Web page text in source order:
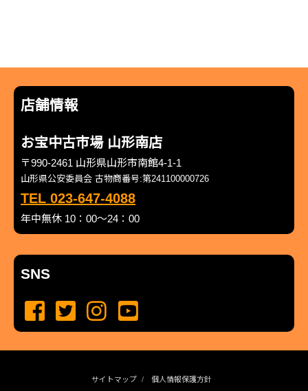
店舗情報
お宝中古市場 山形南店
〒990-2461 山形県山形市南館4-1-1
山形県公安委員会 古物商番号:第241100000726
TEL 023-647-4088
年中無休 10：00～24：00
SNS
サイトマップ 個人情報保護方針